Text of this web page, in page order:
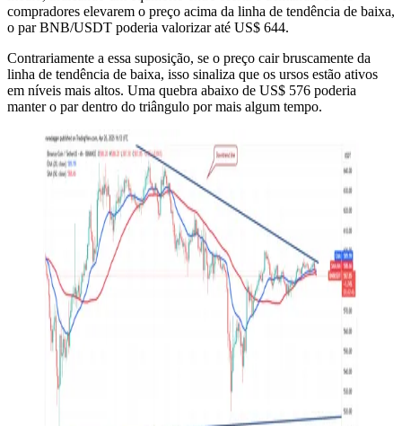
compradores elevarem o preço acima da linha de tendência de baixa,
o par BNB/USDT poderia valorizar até US$ 644.
Contrariamente a essa suposição, se o preço cair bruscamente da
linha de tendência de baixa, isso sinaliza que os ursos estão ativos
em níveis mais altos. Uma quebra abaixo de US$ 576 poderia
manter o par dentro do triângulo por mais algum tempo.